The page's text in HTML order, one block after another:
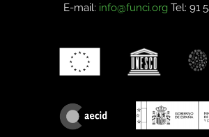
E-mail: info@funci.org Tel: 91